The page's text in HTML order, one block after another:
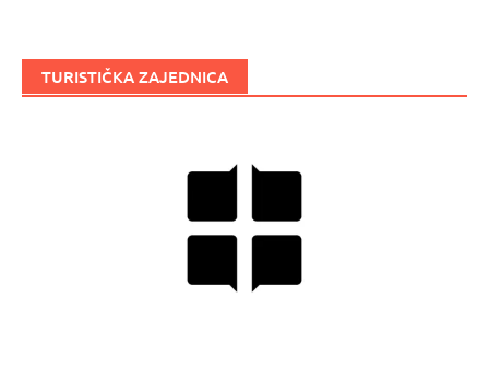
TURISTIČKA ZAJEDNICA